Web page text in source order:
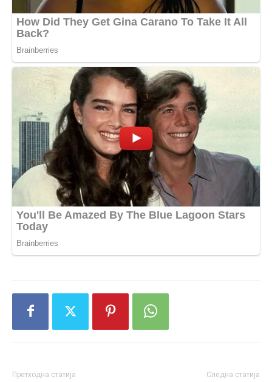
Претходна статија Следна статија